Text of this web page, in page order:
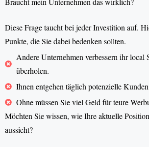
Diese Frage taucht bei jeder Investition auf.
Punkte, die Sie dabei bedenken sollten.
Andere Unternehmen verbessern ihr local
überholen.
Ihnen entgehen täglich potenzielle
Ohne müssen Sie viel Geld für teure
Möchten Sie wissen, wie Ihre aktuelle
aussieht?